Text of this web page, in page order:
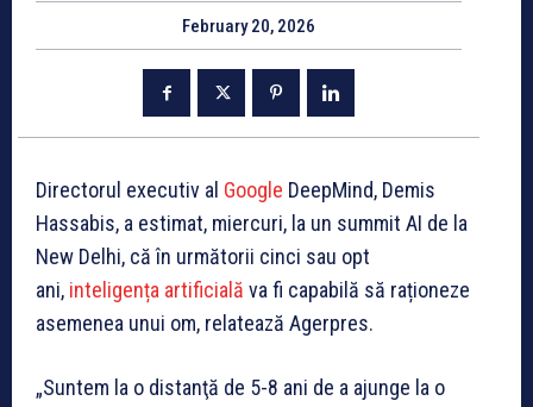
February 20, 2026
Directorul executiv al Google DeepMind, Demis
Hassabis, a estimat, miercuri, la un summit AI de la
New Delhi, că în următorii cinci sau opt
ani, inteligența artificială va fi capabilă să raționeze
asemenea unui om, relatează Agerpres.
„Suntem la o distanţă de 5-8 ani de a ajunge la o